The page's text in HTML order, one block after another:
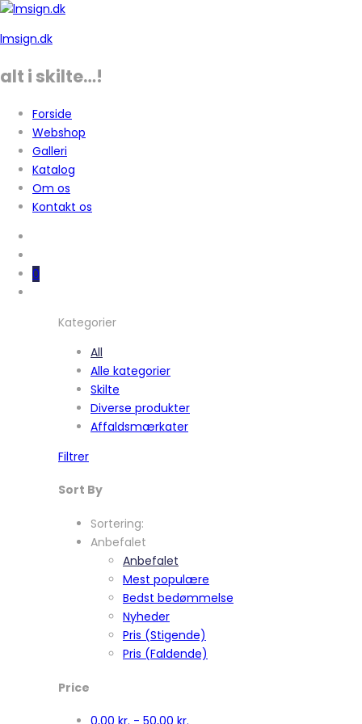
lmsign.dk
alt i skilte…!
Forside
Webshop
Galleri
Katalog
Om os
Kontakt os
0
Kategorier
All
Alle kategorier
Skilte
Diverse produkter
Affaldsmærkater
Filtrer
Sort By
Sortering:
Anbefalet
Anbefalet
Mest populære
Bedst bedømmelse
Nyheder
Pris (Stigende)
Pris (Faldende)
Price